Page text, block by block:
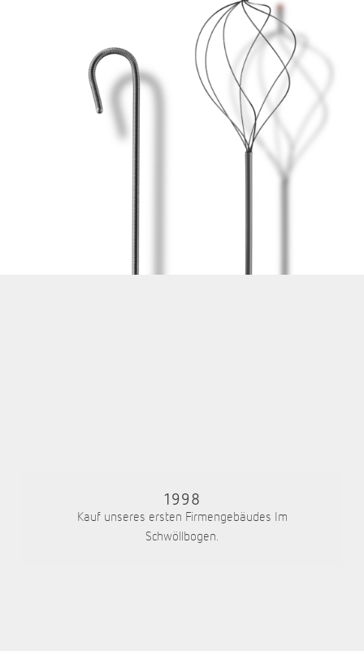
1998
Kauf unseres ersten Firmengebäudes Im
Schwöllbogen.